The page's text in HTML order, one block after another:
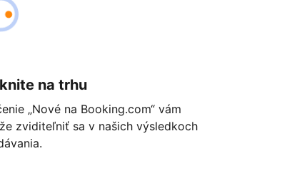
na trhu
„Nové na Booking.com“ vám
zviditeľniť sa v našich výsledkoch